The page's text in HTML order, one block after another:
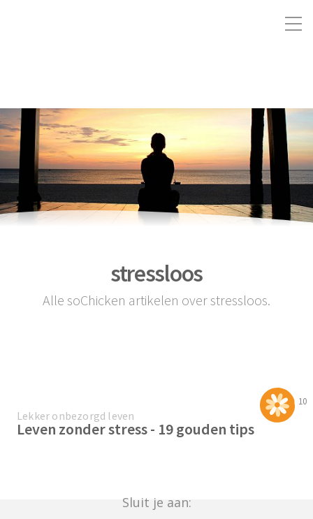
stressloos
Alle soChicken artikelen over stressloos.
10
Lekker onbezorgd leven
Leven zonder stress - 19 gouden tips
Sluit je aan: